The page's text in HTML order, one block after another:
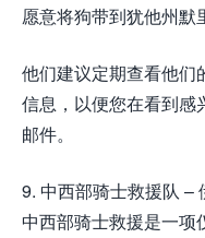
愿意将狗带到犹他州默
他们建议定期查看他们
信息，以便您在看到感
邮件。
9. 中西部骑士救援队 –
中西部骑士救援是一项